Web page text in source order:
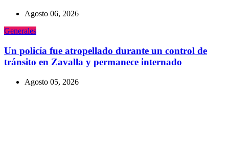
Agosto 06, 2026
Generales
Un policía fue atropellado durante un control de
tránsito en Zavalla y permanece internado
Agosto 05, 2026